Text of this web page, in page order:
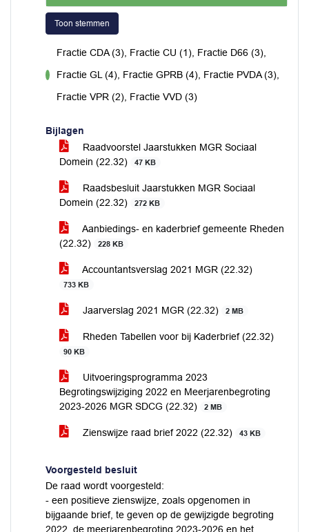
Toon stemmen
Fractie CDA (3), Fractie CU (1), Fractie D66 (3),
Fractie GL (4), Fractie GPRB (4), Fractie PVDA (3),
Fractie VPR (2), Fractie VVD (3)
Bijlagen
Raadvoorstel Jaarstukken MGR Sociaal
Domein (22.32)
47 KB
Raadsbesluit Jaarstukken MGR Sociaal
Domein (22.32)
272 KB
Aanbiedings- en kaderbrief gemeente Rheden
(22.32)
228 KB
Accountantsverslag 2021 MGR (22.32)
733 KB
Jaarverslag 2021 MGR (22.32) 2 MB
Rheden Tabellen voor bij Kaderbrief (22.32)
90 KB
Uitvoeringsprogramma 2023
Begrotingswijziging 2022 en Meerjarenbegroting
2023-2026 MGR SDCG (22.32)
2 MB
Zienswijze raad brief 2022 (22.32) 43 KB
Voorgesteld besluit
De raad wordt voorgesteld:
- een positieve zienswijze, zoals opgenomen in
bijgaande brief, te geven op de gewijzigde begroting
2022, de meerjarenbegroting 2023-2026 en het